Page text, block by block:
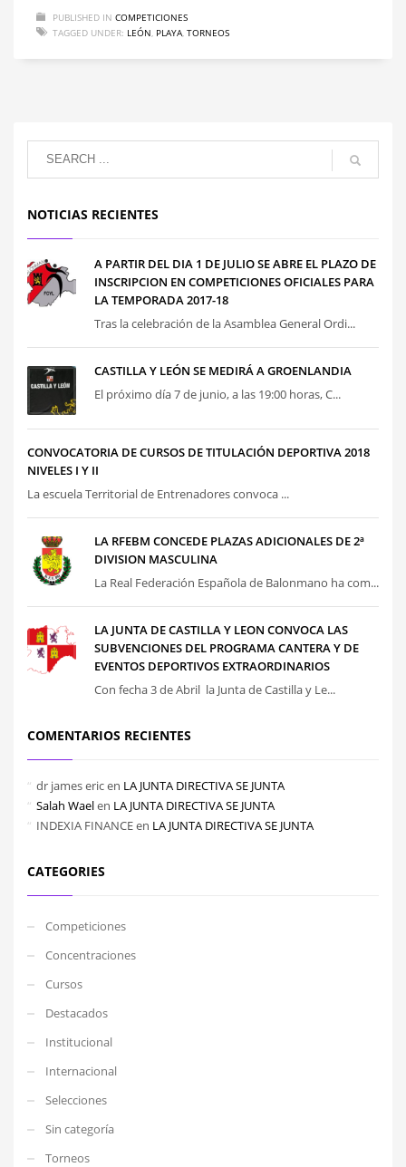
PUBLISHED IN COMPETICIONES
TAGGED UNDER: LEÓN PLAYA TORNEOS
NOTICIAS RECIENTES
A PARTIR DEL DIA 1 DE JULIO SE ABRE EL PLAZO DE
INSCRIPCION EN COMPETICIONES OFICIALES PARA
LA TEMPORADA 2017-18
Tras la celebración de la Asamblea General Ordi...
CASTILLA Y LEÓN SE MEDIRÁ A GROENLANDIA
El próximo día 7 de junio, a las 19:00 horas, C...
CONVOCATORIA DE CURSOS DE TITULACIÓN DEPORTIVA 2018
NIVELES I Y II
La escuela Territorial de Entrenadores convoca ...
LA RFEBM CONCEDE PLAZAS ADICIONALES DE 2ª
DIVISION MASCULINA
La Real Federación Española de Balonmano ha com...
LA JUNTA DE CASTILLA Y LEON CONVOCA LAS
SUBVENCIONES DEL PROGRAMA CANTERA Y DE
EVENTOS DEPORTIVOS EXTRAORDINARIOS
Con fecha 3 de Abril la Junta de Castilla y Le...
COMENTARIOS RECIENTES
dr james ericen LA JUNTA DIRECTIVA SE JUNTA
Salah Waelen LA JUNTA DIRECTIVA SE JUNTA
INDEXIA FINANCEen LA JUNTA DIRECTIVA SE JUNTA
CATEGORIES
Competiciones
Concentraciones
Cursos
Destacados
Institucional
Internacional
Selecciones
Sin categoría
Torneos